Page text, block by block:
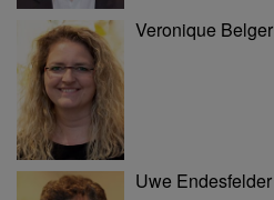
Veronique Belger
Uwe Endesfelder